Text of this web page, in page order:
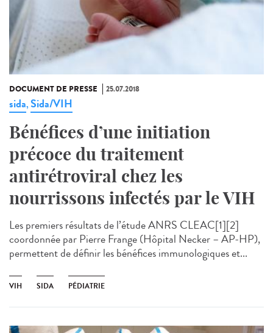
DOCUMENT DE PRESSE 25.07.2018
sida,Sida/VIH
Bénéfices d’une initiation
précoce du traitement
antirétroviral chez les
nourrissons infectés par le VIH
Les premiers résultats de l’étude ANRS CLEAC[1][2]
coordonnée par Pierre Frange (Hôpital Necker – AP-HP),
permettent de définir les bénéfices immunologiques et...
VIH SIDA PÉDIATRIE